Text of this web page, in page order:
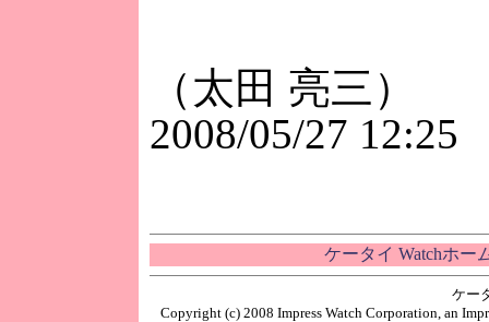
（太田 亮三）
2008/05/27 12:25
ケータイ Watchホー
ケー
Copyright (c) 2008 Impress Watch Corporation, an